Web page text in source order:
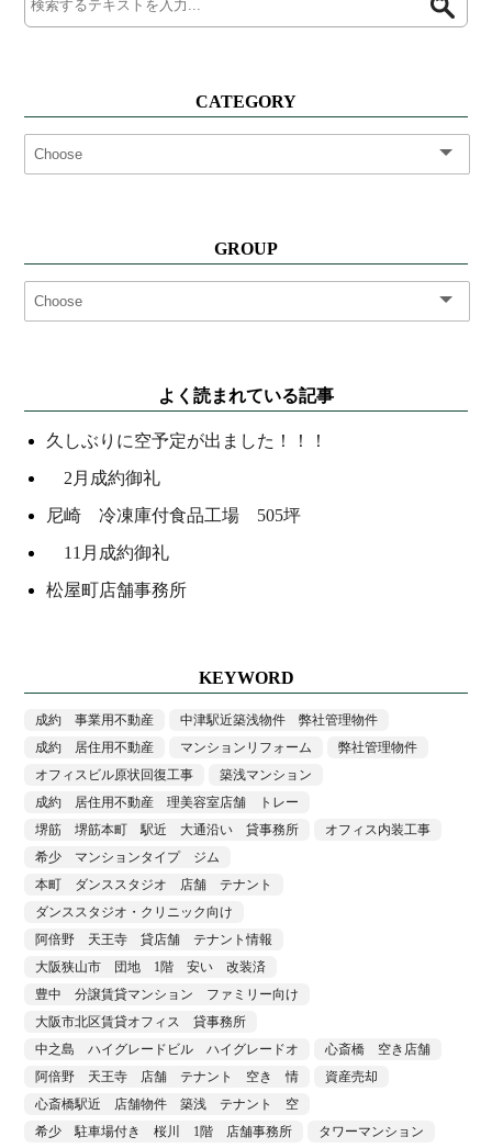
CATEGORY
GROUP
よく読まれている記事
久しぶりに空予定が出ました！！！
2月成約御礼
尼崎 冷凍庫付食品工場 505坪
11月成約御礼
松屋町店舗事務所
KEYWORD
成約 事業用不動産
中津駅近築浅物件 弊社管理物件
成約 居住用不動産
マンションリフォーム
弊社管理物件
オフィスビル原状回復工事
築浅マンション
成約 居住用不動産 理美容室店舗 トレー
堺筋 堺筋本町 駅近 大通沿い 貸事務所
オフィス内装工事
希少 マンションタイプ ジム
本町 ダンススタジオ 店舗 テナント
ダンススタジオ・クリニック向け
阿倍野 天王寺 貸店舗 テナント情報
大阪狭山市 団地 1階 安い 改装済
豊中 分譲賃貸マンション ファミリー向け
大阪市北区賃貸オフィス 貸事務所
中之島 ハイグレードビル ハイグレードオ
心斎橋 空き店舗
阿倍野 天王寺 店舗 テナント 空き 情
資産売却
心斎橋駅近 店舗物件 築浅 テナント 空
希少 駐車場付き 桜川 1階 店舗事務所
タワーマンション